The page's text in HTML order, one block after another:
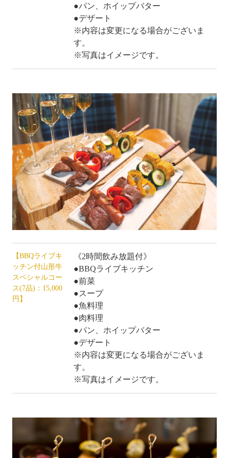
●パン、ホイップバター
●デザート
※内容は変更になる場合がございま
す。
※写真はイメージです。
【BBQライブキ
ッチン付山形牛
スペシャルコー
ス(7品)：15,000
円】
《2時間飲み放題付》
●BBQライブキッチン
●前菜
●スープ
●魚料理
●肉料理
●パン、ホイップバター
●デザート
※内容は変更になる場合がございま
す。
※写真はイメージです。